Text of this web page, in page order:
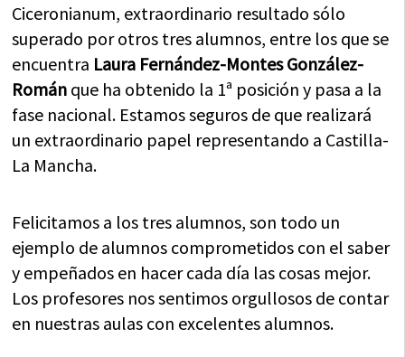
Ciceronianum, extraordinario resultado sólo
superado por otros tres alumnos, entre los que se
encuentra Laura Fernández-Montes González-
Román que ha obtenido la 1ª posición y pasa a la
fase nacional. Estamos seguros de que realizará
un extraordinario papel representando a Castilla-
La Mancha.
Felicitamos a los tres alumnos, son todo un
ejemplo de alumnos comprometidos con el saber
y empeñados en hacer cada día las cosas mejor.
Los profesores nos sentimos orgullosos de contar
en nuestras aulas con excelentes alumnos.